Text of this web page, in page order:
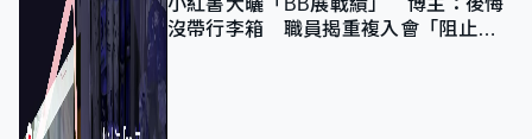
沒帶行李箱 職員揭重複入會「阻止唔